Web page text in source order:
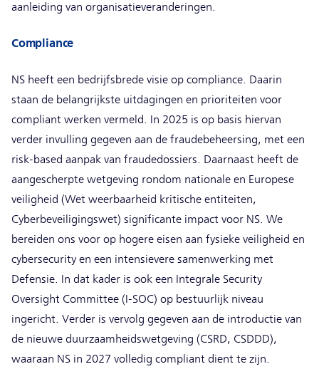
aanleiding van organisatieveranderingen.
Compliance
NS heeft een bedrijfsbrede visie op compliance. Daarin
staan de belangrijkste uitdagingen en prioriteiten voor
compliant werken vermeld. In 2025 is op basis hiervan
verder invulling gegeven aan de fraudebeheersing, met een
risk-based aanpak van fraudedossiers. Daarnaast heeft de
aangescherpte wetgeving rondom nationale en Europese
veiligheid (Wet weerbaarheid kritische entiteiten,
Cyberbeveiligingswet) significante impact voor NS. We
bereiden ons voor op hogere eisen aan fysieke veiligheid en
cybersecurity en een intensievere samenwerking met
Defensie. In dat kader is ook een Integrale Security
Oversight Committee (I-SOC) op bestuurlijk niveau
ingericht. Verder is vervolg gegeven aan de introductie van
de nieuwe duurzaamheidswetgeving (CSRD, CSDDD),
waaraan NS in 2027 volledig compliant dient te zijn.